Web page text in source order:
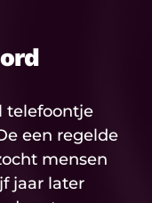
telefoontje
een regelde
mensen
jaar later